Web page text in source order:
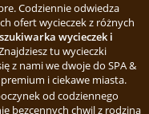
Codziennie odwiedza
ofert wycieczek z różnych
wycieczek i
tu wycieczki
z nami we dwoje do SPA &
i ciekawe miasta.
od codziennego
bezcennych chwil z rodziną